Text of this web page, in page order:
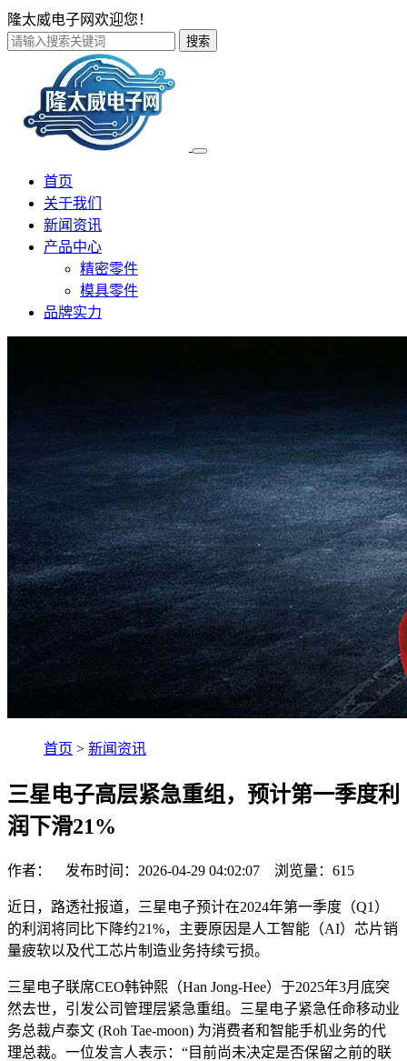
隆太威电子网欢迎您！
搜索
首页
关于我们
新闻资讯
产品中心
精密零件
模具零件
品牌实力
首页 > 新闻资讯
三星电子高层紧急重组，预计第一季度利
润下滑21%
作者： 发布时间：2026-04-29 04:02:07 浏览量： 615
近日，路透社报道，三星电子预计在2024年第一季度（Q1）
的利润将同比下降约21%，主要原因是人工智能（AI）芯片销
量疲软以及代工芯片制造业务持续亏损。
三星电子联席CEO韩钟熙（Han Jong-Hee）于2025年3月底突
然去世，引发公司管理层紧急重组。三星电子紧急任命移动业
务总裁卢​​泰文 (Roh Tae-moon) 为消费者和智能手机业务的代
理总裁。一位发言人表示：“目前尚未决定是否保留之前的联